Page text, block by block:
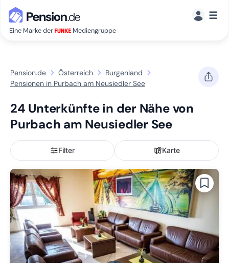
Eine Marke der Mediengruppe
☰
Pension.de Österreich
Burgenland
Pensionen in Purbach am Neusiedler See
24 Unterkünfte in der Nähe von
Purbach am Neusiedler See
Filter Karte